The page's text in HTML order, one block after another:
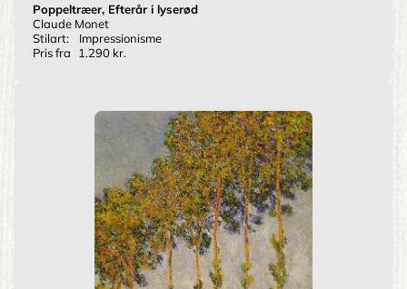
Poppeltræer, Efterår i lyserød
Claude Monet
Stilart:
Impressionisme
Pris fra
1.290 kr.